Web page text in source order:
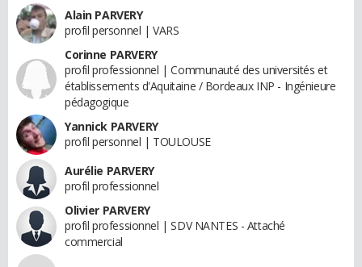
Alain PARVERY
profil personnel | VARS
Corinne PARVERY
profil professionnel | Communauté des universités et
établissements d'Aquitaine / Bordeaux INP - Ingénieure
pédagogique
Yannick PARVERY
profil personnel | TOULOUSE
Aurélie PARVERY
profil professionnel
Olivier PARVERY
profil professionnel | SDV NANTES - Attaché
commercial